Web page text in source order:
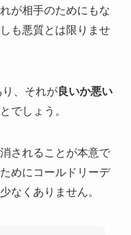
が相手のためにもな
も悪質とは限りませ
り、それが良いか悪い
でしょう。
されることが本意で
めにコールドリーデ
なくありません。